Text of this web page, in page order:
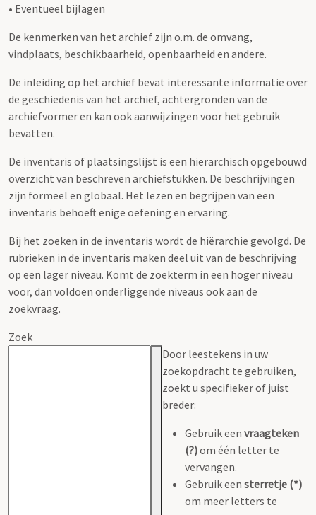
• Eventueel bijlagen
De kenmerken van het archief zijn o.m. de omvang,
vindplaats, beschikbaarheid, openbaarheid en andere.
De inleiding op het archief bevat interessante informatie over
de geschiedenis van het archief, achtergronden van de
archiefvormer en kan ook aanwijzingen voor het gebruik
bevatten.
De inventaris of plaatsingslijst is een hiërarchisch opgebouwd
overzicht van beschreven archiefstukken. De beschrijvingen
zijn formeel en globaal. Het lezen en begrijpen van een
inventaris behoeft enige oefening en ervaring.
Bij het zoeken in de inventaris wordt de hiërarchie gevolgd. De
rubrieken in de inventaris maken deel uit van de beschrijving
op een lager niveau. Komt de zoekterm in een hoger niveau
voor, dan voldoen onderliggende niveaus ook aan de
zoekvraag.
Zoek
Door leestekens in uw
zoekopdracht te gebruiken,
zoekt u specifieker of juist
breder:
Gebruik een vraagteken
(?)om één letter te
vervangen.
Gebruik een sterretje (*)
om meer letters te